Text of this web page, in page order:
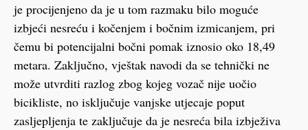
je procijenjeno da je u tom razmaku bilo moguće
izbjeći nesreću i kočenjem i bočnim izmicanjem, pri
čemu bi potencijalni bočni pomak iznosio oko 18,49
metara. Zaključno, vještak navodi da se tehnički ne
može utvrditi razlog zbog kojeg vozač nije uočio
bicikliste, no isključuje vanjske utjecaje poput
zasljepljenja te zaključuje da je nesreća bila izbježiva